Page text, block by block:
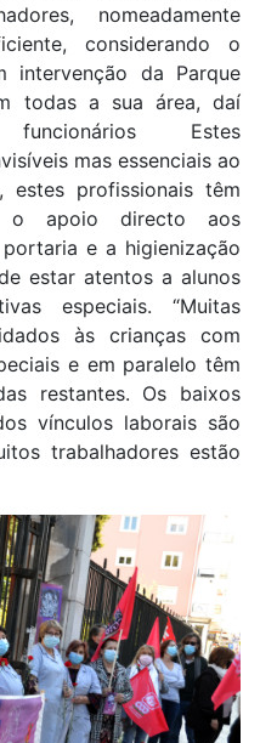
nomeadamente
considerando o
da Parque
todas a sua área, daí
funcionários Estes
mas essenciais ao
estes profissionais têm
o apoio directo aos
e a higienização
estar atentos a alunos
especiais. “Muitas
às crianças com
e em paralelo têm
restantes. Os baixos
vínculos laborais são
trabalhadores estão